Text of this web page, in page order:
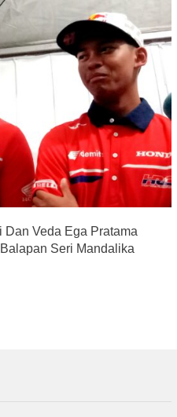
Dan Veda Ega Pratama
Seri Mandalika